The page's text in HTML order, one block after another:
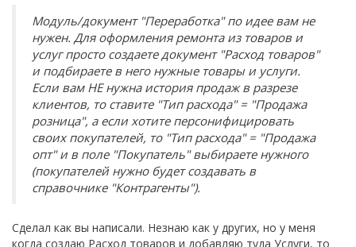
Модуль/документ "Переработка" по идее вам не
нужен. Для оформления ремонта из товаров и
услуг просто создаете документ "Расход товаров"
и подбираете в него нужные товары и услуги.
Если вам НЕ нужна история продаж в разрезе
клиентов, то ставите "Тип расхода" = "Продажа
розница", а если хотите персонифицировать
своих покупателей, то "Тип расхода" = "Продажа
опт" и в поле "Покупатель" выбираете нужного
(покупателей нужно будет создавать в
справочнике "Контрагенты").
Сделал как вы написали. Незнаю как у других, но у меня
когда создаю Расход товаров и добавляю туда Услуги, то